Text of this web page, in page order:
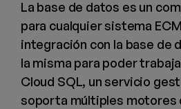
La base de datos es un
para cualquier sistema
integración con la base de
la misma para poder
Cloud SQL, un servicio
soporta múltiples motores